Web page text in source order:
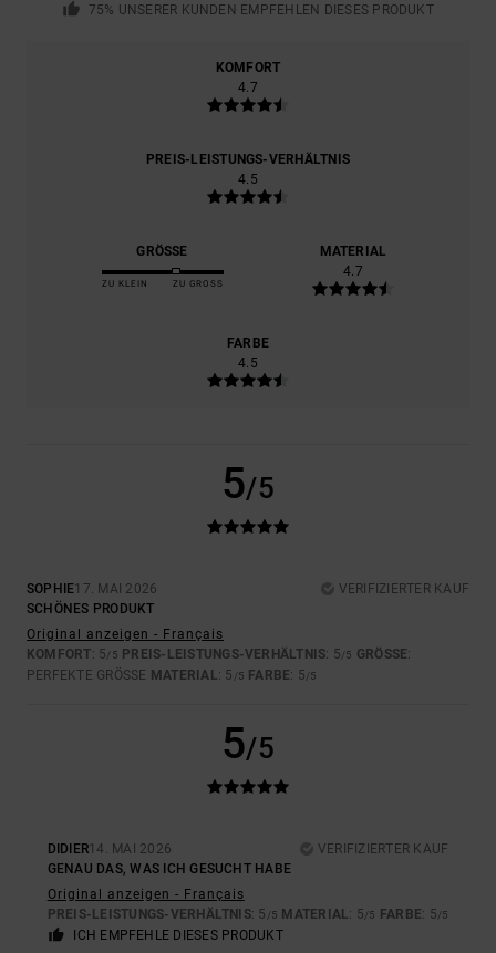
75% UNSERER KUNDEN EMPFEHLEN DIESES PRODUKT
KOMFORT
4.7
PREIS-LEISTUNGS-VERHÄLTNIS
4.5
GRÖSSE
ZU KLEIN ZU GROSS
MATERIAL
4.7
FARBE
4.5
5/5
SOPHIE17. MAI 2026
VERIFIZIERTER KAUF
SCHÖNES PRODUKT
Original anzeigen - Français
KOMFORT: 5/5 PREIS-LEISTUNGS-VERHÄLTNIS: 5/5 GRÖSSE :
PERFEKTE GRÖSSE MATERIAL: 5 /5 FARBE: 5/5
5/5
DIDIER14. MAI 2026
VERIFIZIERTER KAUF
GENAU DAS, WAS ICH GESUCHT HABE
Original anzeigen - Français
PREIS-LEISTUNGS-VERHÄLTNIS: 5 /5 MATERIAL: 5/5 FARBE: 5/5
ICH EMPFEHLE DIESES PRODUKT